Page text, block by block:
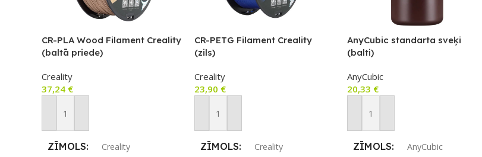
CR-PLA Wood Filament Creality
(baltā priede)
Creality
37,24 €
Pievienot Grozam
ZĪMOLS Creality
CR-PETG Filament Creality
(zils)
Creality
23,90 €
Pievienot Grozam
ZĪMOLS Creality
AnyCubic standarta sveķi
(balti)
AnyCubic
20,33 €
Pievienot Grozam
ZĪMOLS AnyCubic